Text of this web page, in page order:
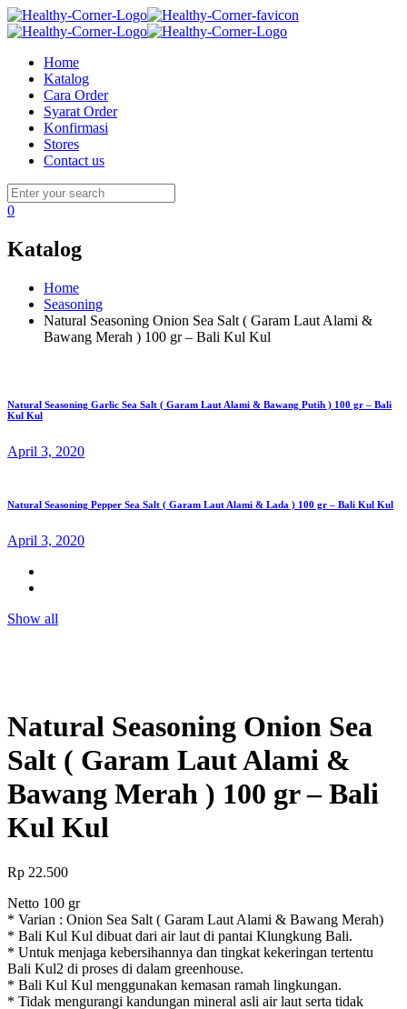
Home
Katalog
Cara Order
Syarat Order
Konfirmasi
Stores
Contact us
0
Katalog
Home
Seasoning
Natural Seasoning Onion Sea Salt ( Garam Laut Alami &
Bawang Merah ) 100 gr – Bali Kul Kul
Natural Seasoning Garlic Sea Salt ( Garam Laut Alami & Bawang Putih ) 100 gr – Bali
Kul Kul
April 3, 2020
Natural Seasoning Pepper Sea Salt ( Garam Laut Alami & Lada ) 100 gr – Bali Kul Kul
April 3, 2020
Show all
Natural Seasoning Onion Sea
Salt ( Garam Laut Alami &
Bawang Merah ) 100 gr – Bali
Kul Kul
Rp 22.500
Netto 100 gr
* Varian : Onion Sea Salt ( Garam Laut Alami & Bawang Merah)
* Bali Kul Kul dibuat dari air laut di pantai Klungkung Bali.
* Untuk menjaga kebersihannya dan tingkat kekeringan tertentu
Bali Kul2 di proses di dalam greenhouse.
* Bali Kul Kul menggunakan kemasan ramah lingkungan.
* Tidak mengurangi kandungan mineral asli air laut serta tidak